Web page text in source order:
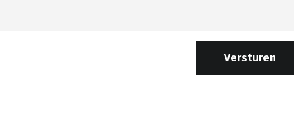
Versturen